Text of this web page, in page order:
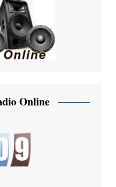
Online